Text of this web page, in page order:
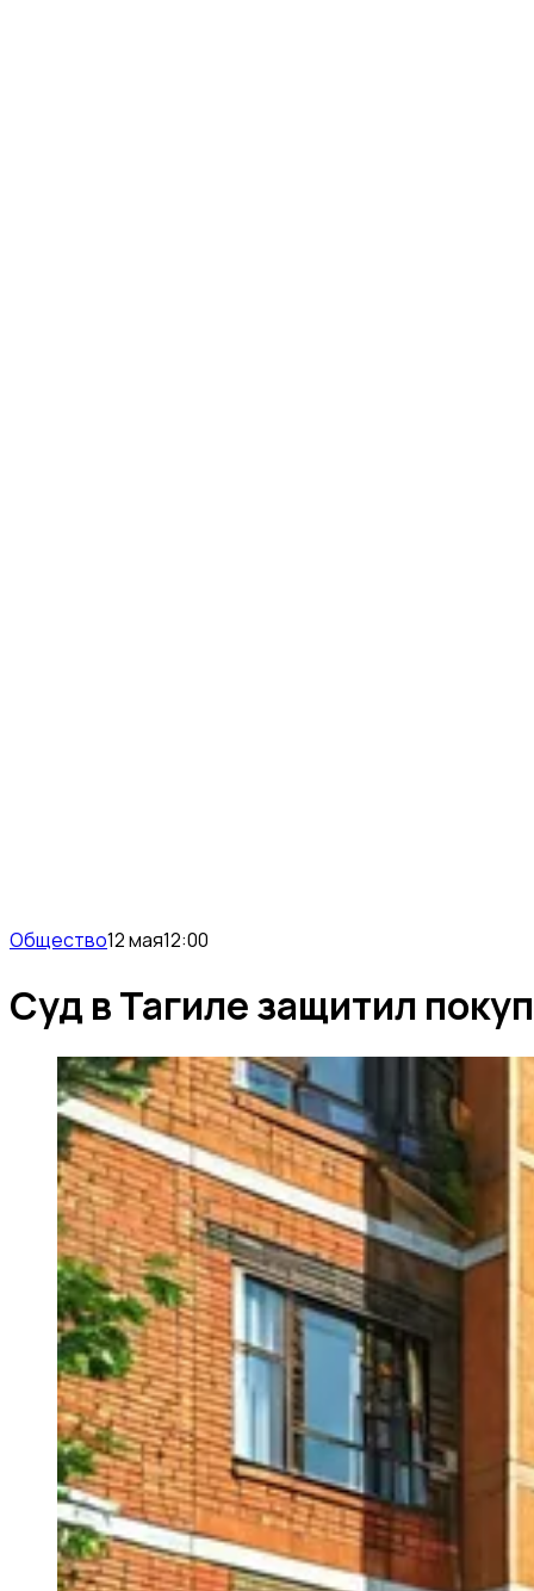
Общество12 мая12:00
Суд в Тагиле защитил